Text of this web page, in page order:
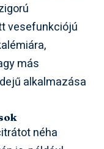
vesefunkciójú
más
alkalmazása
néha